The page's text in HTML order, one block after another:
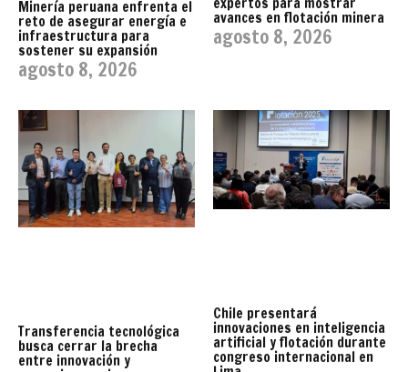
Minería peruana enfrenta el
reto de asegurar energía e
infraestructura para
sostener su expansión
agosto 8, 2026
avances en flotación minera
agosto 8, 2026
Transferencia tecnológica
busca cerrar la brecha
entre innovación y
Chile presentará
innovaciones en inteligencia
artificial y flotación durante
congreso internacional en